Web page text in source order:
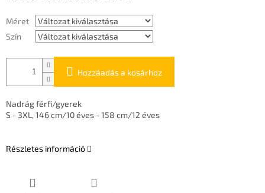
Méret
Szín
Hozzáadás a kosárhoz
Nadrág férfi/gyerek
S - 3XL, 146 cm/10 éves - 158 cm/12 éves
Részletes információ